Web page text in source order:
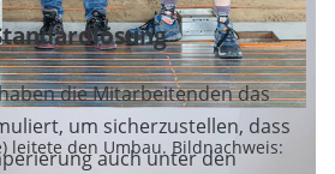
leitete den Umbau. Bildnachweis:
die Mitarbeitenden das
um sicherzustellen, dass
auch unter den